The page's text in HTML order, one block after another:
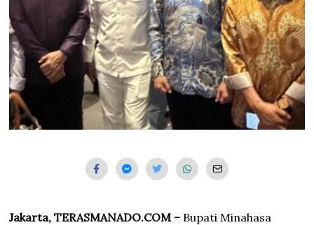
Jakarta, TERASMANADO.COM – Bupati Minahasa